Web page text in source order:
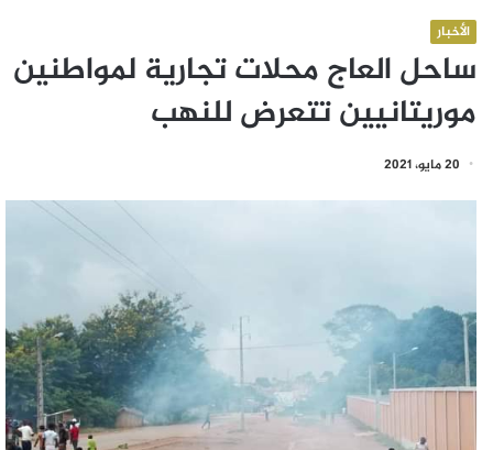
الأخبار
ساحل العاج محلات تجارية لمواطنين
موريتانيين تتعرض للنهب
20 مايو، 2021